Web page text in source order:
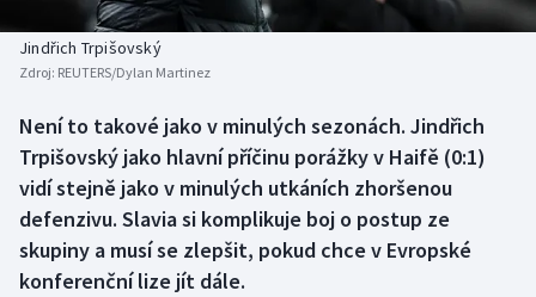
Biatlon
Box
Curling
Dostihy
Aplikace ČT sport
Jindřich Trpišovský
Zdroj: REUTERS/Dylan Martinez
Není to takové jako v minulých sezonách. Jindřich
Trpišovský jako hlavní příčinu porážky v Haifě (0:1)
vidí stejně jako v minulých utkáních zhoršenou
defenzivu. Slavia si komplikuje boj o postup ze
skupiny a musí se zlepšit, pokud chce v Evropské
konferenční lize jít dále.